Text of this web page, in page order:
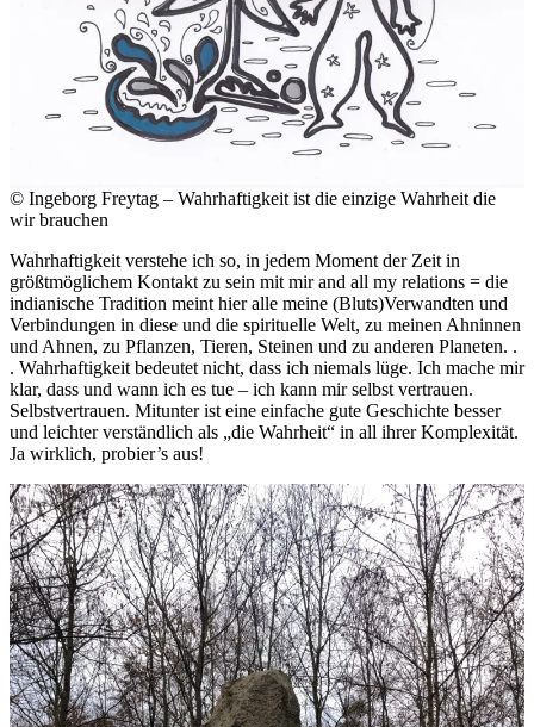
© Ingeborg Freytag – Wahrhaftigkeit ist die einzige Wahrheit die
wir brauchen
Wahrhaftigkeit verstehe ich so, in jedem Moment der Zeit in
größtmöglichem Kontakt zu sein mit mir and all my relations = die
indianische Tradition meint hier alle meine (Bluts)Verwandten und
Verbindungen in diese und die spirituelle Welt, zu meinen Ahninnen
und Ahnen, zu Pflanzen, Tieren, Steinen und zu anderen Planeten. .
. Wahrhaftigkeit bedeutet nicht, dass ich niemals lüge. Ich mache mir
klar, dass und wann ich es tue – ich kann mir selbst vertrauen.
Selbstvertrauen. Mitunter ist eine einfache gute Geschichte besser
und leichter verständlich als „die Wahrheit“ in all ihrer Komplexität.
Ja wirklich, probier’s aus!